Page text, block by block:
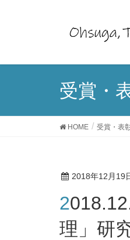
受賞・
HOME 受賞・表
2018年12月19
2018.12.17 – 電子情報通信学会「人工知能と知識処
理」研